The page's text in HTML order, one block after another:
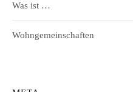
Was ist …
Wohngemeinschaften